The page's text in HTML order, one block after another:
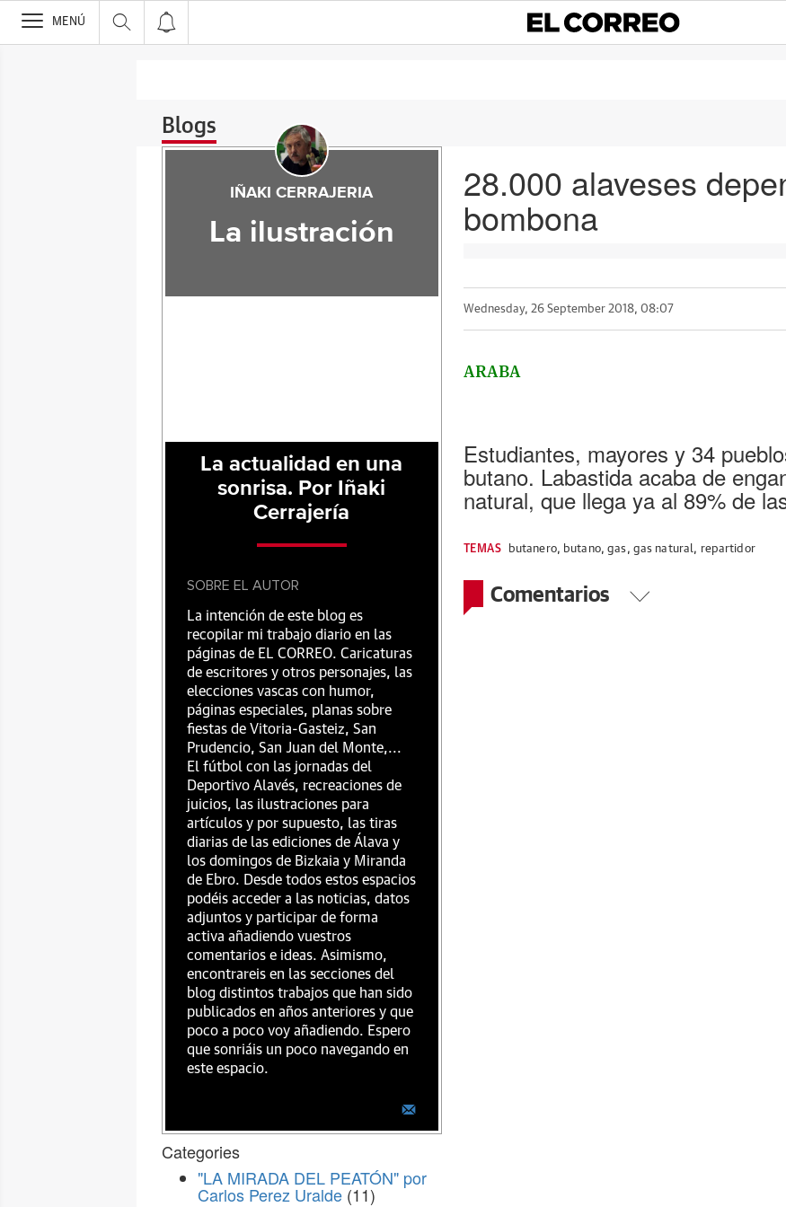
>
MENÚ
Blogs
28.000 alaveses
bombona
Wednesday, 26 September 2018, 08:07
ARABA
Estudiantes, mayores y 34
butano. Labastida acaba de
natural, que llega ya al 89% de
TEMAS butanero, butano,gas, gas natural, repartidor
Comentarios
IÑAKI CERRAJERIA
La ilustración
La actualidad en una
sonrisa. Por Iñaki
Cerrajería
SOBRE EL AUTOR
La intención de este blog es
recopilar mi trabajo diario en las
páginas de EL CORREO. Caricaturas
de escritores y otros personajes, las
elecciones vascas con humor,
páginas especiales, planas sobre
fiestas de Vitoria-Gasteiz, San
Prudencio, San Juan del Monte,...
El fútbol con las jornadas del
Deportivo Alavés, recreaciones de
juicios, las ilustraciones para
artículos y por supuesto, las tiras
diarias de las ediciones de Álava y
los domingos de Bizkaia y Miranda
de Ebro. Desde todos estos espacios
podéis acceder a las noticias, datos
adjuntos y participar de forma
activa añadiendo vuestros
comentarios e ideas. Asimismo,
encontrareis en las secciones del
blog distintos trabajos que han sido
publicados en años anteriores y que
poco a poco voy añadiendo. Espero
que sonriáis un poco navegando en
este espacio.
Categories
"LA MIRADA DEL PEATÓN" por
Carlos Perez Uralde (11)